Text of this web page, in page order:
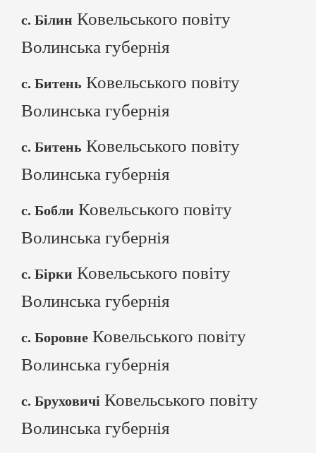
с. Білин Ковельського повіту
Волинська губернія
с. Битень Ковельського повіту
Волинська губернія
с. Битень Ковельського повіту
Волинська губернія
с. Бобли Ковельського повіту
Волинська губернія
с. Бірки Ковельського повіту
Волинська губернія
с. Боровне Ковельського повіту
Волинська губернія
с. Бруховичі Ковельського повіту
Волинська губернія